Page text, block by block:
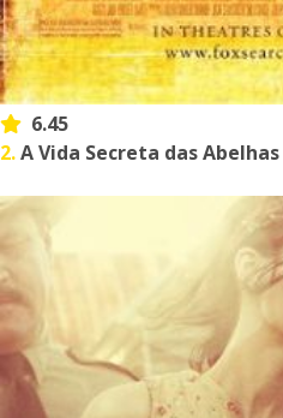
6.45
2.A Vida Secreta das Abelhas